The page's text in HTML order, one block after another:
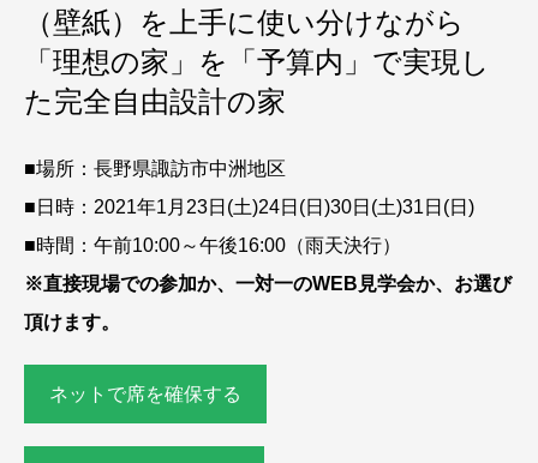
（壁紙）を上手に使い分けながら
「理想の家」を「予算内」で実現し
た完全自由設計の家
■場所：長野県諏訪市中洲地区
■日時：2021年1月23日(土)24日(日)30日(土)31日(日)
■時間：午前10:00～午後16:00（雨天決行）
※直接現場での参加か、一対一のWEB見学会か、お選び
頂けます。
ネットで席を確保する